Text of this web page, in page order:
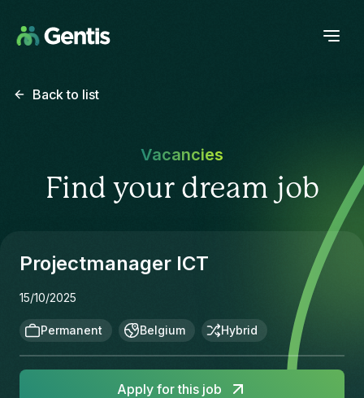
Back to list
Vacancies
Find your dream job
Projectmanager ICT
15/10/2025
Permanent Belgium Hybrid
Apply for this job